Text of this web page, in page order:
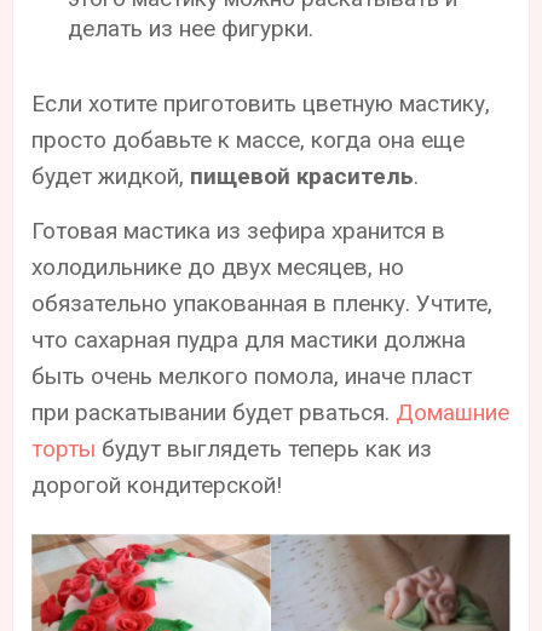
делать из нее фигурки.
Если хотите приготовить цветную мастику,
просто добавьте к массе, когда она еще
будет жидкой, пищевой краситель.
Готовая мастика из зефира хранится в
холодильнике до двух месяцев, но
обязательно упакованная в пленку. Учтите,
что сахарная пудра для мастики должна
быть очень мелкого помола, иначе пласт
при раскатывании будет рваться. Домашние
торты будут выглядеть теперь как из
дорогой кондитерской!